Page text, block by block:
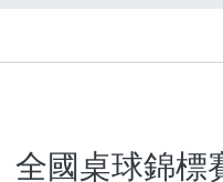
全國桌球錦標